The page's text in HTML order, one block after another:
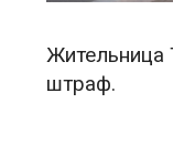
Жительница
штраф.